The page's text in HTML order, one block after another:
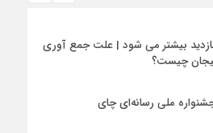
بیشتر می شود | علت جمع آوری
چیست؟
ملی رسانه‌ای چای